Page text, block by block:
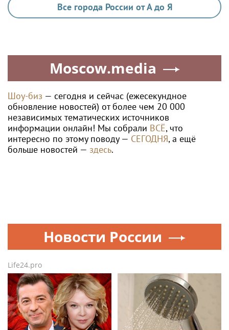
Все города России от А до Я
Moscow.media
Шоу-биз — сегодня и сейчас (ежесекундное
обновление новостей) от более чем 20 000
независимых тематических источников
информации онлайн! Мы собрали ВСЁ, что
интересно по этому поводу — СЕГОДНЯ, а ещё
больше новостей — здесь.
Новости России
Life24.pro